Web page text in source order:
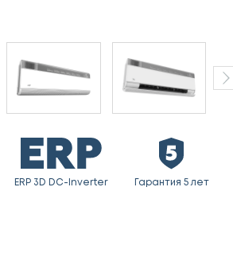
ERP 3D DC-Inverter Гарантия 5 лет